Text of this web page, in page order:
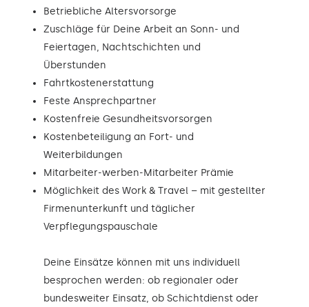
Betriebliche Altersvorsorge
Zuschläge für Deine Arbeit an Sonn- und
Feiertagen, Nachtschichten und
Überstunden
Fahrtkostenerstattung
Feste Ansprechpartner
Kostenfreie Gesundheitsvorsorgen
Kostenbeteiligung an Fort- und
Weiterbildungen
Mitarbeiter-werben-Mitarbeiter Prämie
Möglichkeit des Work & Travel – mit gestellter
Firmenunterkunft und täglicher
Verpflegungspauschale
Deine Einsätze können mit uns individuell
besprochen werden: ob regionaler oder
bundesweiter Einsatz, ob Schichtdienst oder